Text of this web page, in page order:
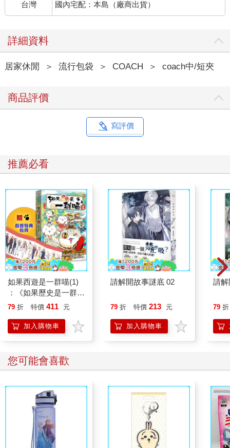
台灣 國內宅配：本島（廠商出貨）
詳細資料
居家休閒 ＞ 流行包袋 ＞ COACH ＞ coach中/短夾
商品評價
寫評價
推薦必看
如果西遊是一群喵(1)
：《如果歷史是一群
喵》作者最新力作，附
79 折 特價 411 元
加入購物車
請解開故事謎底 02
79 折 特價 213 元
加入購物車
請解
79 折
您可能會喜歡